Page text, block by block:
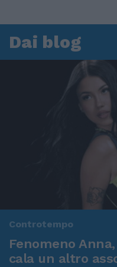
Dai blog
Controtempo
Fenomeno
cala un altro